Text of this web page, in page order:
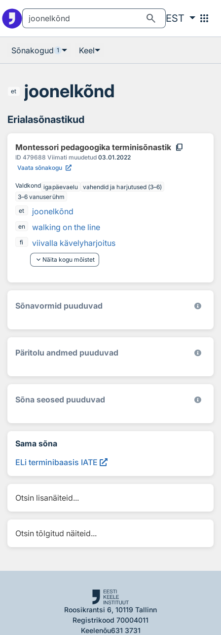
search EST apps
Sõnakogud 1 Keel
et joonelkõnd
Erialasõnastikud
Montessori pedagoogika terminisõnastik content_copy
ID 479688 Viimati muudetud 03.01.2022
Vaata sõnakogu
Valdkond igapäevaelu
vahendid ja harjutused (3–6)
3–6 vanuserühm
et
joonelkõnd
en walking on the line
fi
viivalla kävelyharjoitus
keyboard_arrow_down Näita kogu mõistet
Sõnavormid puuduvad
Päritolu andmed puuduvad
Sõna seosed puuduvad
Sama sõna
ELi terminibaasis IATE
Otsin lisanäiteid...
Otsin tõlgitud näiteid...
Roosikrantsi 6, 10119 Tallinn
Registrikood 70004011
Keelenõu631 3731